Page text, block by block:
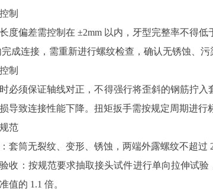
制
度偏差需控制在 ±2mm 以内，牙型完整率不得
完成连接，需重新进行螺纹检查，确认无锈蚀、污
制
必须保证轴线对正，不得强行将歪斜的钢筋拧
导致连接性能下降。扭矩扳手需按规定周期进
范
套筒无裂纹、变形、锈蚀，两端外露螺纹不超过
收：按规范要求抽取接头试件进行单向拉伸试
值的 1.1 倍。